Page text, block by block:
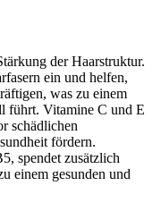
der Haarstruktur.
ein und helfen,
was zu einem
führt. Vitamine C und E
schädlichen
fördern.
spendet zusätzlich
einem gesunden und